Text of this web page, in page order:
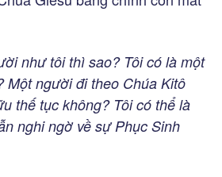
như tôi thì sao? Tôi có là một
Một người đi theo Chúa Kitô
thế tục không? Tôi có thể là
nghi ngờ về sự Phục Sinh